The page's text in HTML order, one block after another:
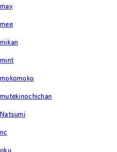
may
mee
mikan
mint
mokomoko
mutekinochichan
Natsumi
nc
oku